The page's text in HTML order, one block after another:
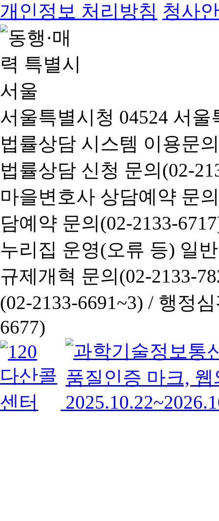
개인정보 처리방침 청사
서울특별시청 04524 서
법률상담 시스템 이용문
법률상담 신청 문의(02-
마을변호사 상담예약 문
담예약 문의(02-2133-
누리집 운영(오류 등) 일
규제개혁 문의(02-2133-
(02-2133-6691~3) / 행정심
6677)